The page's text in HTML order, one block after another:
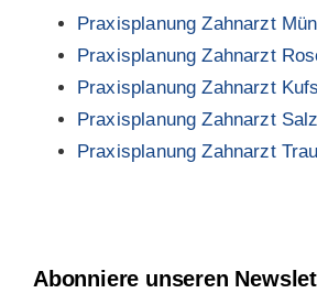
Praxisplanung Zahnarzt
Praxisplanung Zahnarzt
Praxisplanung Zahnarzt
Praxisplanung Zahnarzt
Praxisplanung Zahnarzt
Abonniere unseren